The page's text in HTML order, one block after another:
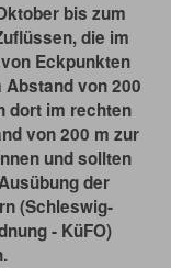
bis zum
die im
Eckpunkten
von 200
dort im rechten
von 200 m zur
und sollten
der
(Schleswig-
- KüFO)